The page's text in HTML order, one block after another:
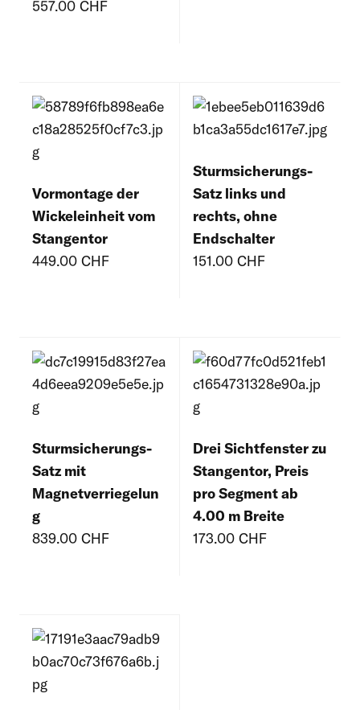
557.00 CHF
Vormontage der
Wickeleinheit vom
Stangentor
449.00 CHF
Sturmsicherungs-
Satz links und
rechts, ohne
Endschalter
151.00 CHF
Sturmsicherungs-
Satz mit
Magnetverriegelun
g
839.00 CHF
Drei Sichtfenster zu
Stangentor, Preis
pro Segment ab
4.00 m Breite
173.00 CHF